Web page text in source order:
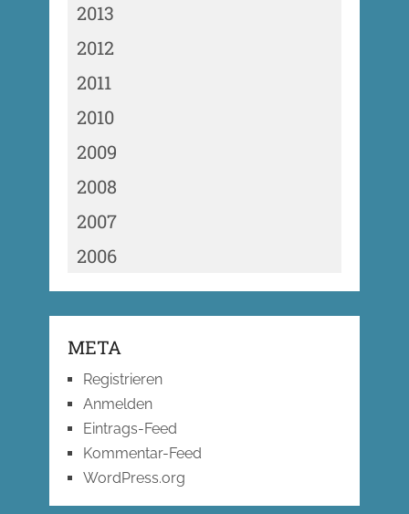
2013
2012
2011
2010
2009
2008
2007
2006
META
Registrieren
Anmelden
Eintrags-Feed
Kommentar-Feed
WordPress.org